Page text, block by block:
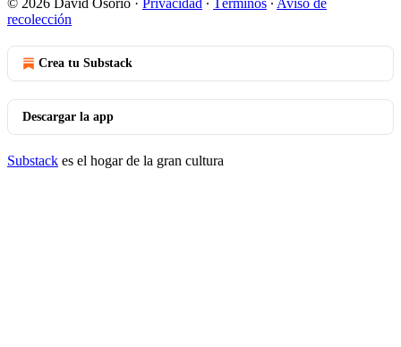
© 2026 David Osorio · Privacidad ∙ Términos ∙ Aviso de
recolección
Crea tu Substack
Descargar la app
Substack es el hogar de la gran cultura